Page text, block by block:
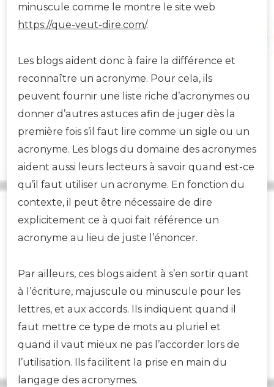
minuscule comme le montre le site web
https://que-veut-dire.com/.
Les blogs aident donc à faire la différence et
reconnaître un acronyme. Pour cela, ils
peuvent fournir une liste riche d’acronymes ou
donner d’autres astuces afin de juger dès la
première fois s’il faut lire comme un sigle ou un
acronyme. Les blogs du domaine des acronymes
aident aussi leurs lecteurs à savoir quand est-ce
qu’il faut utiliser un acronyme. En fonction du
contexte, il peut être nécessaire de dire
explicitement ce à quoi fait référence un
acronyme au lieu de juste l’énoncer.
Par ailleurs, ces blogs aident à s’en sortir quant
à l’écriture, majuscule ou minuscule pour les
lettres, et aux accords. Ils indiquent quand il
faut mettre ce type de mots au pluriel et
quand il vaut mieux ne pas l’accorder lors de
l’utilisation. Ils facilitent la prise en main du
langage des acronymes.